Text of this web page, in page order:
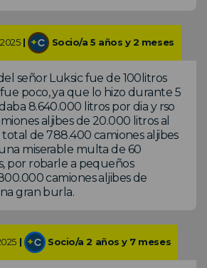
| Socio/a 5 años y 2 meses
señor Luksic fue de 100litros
poco, ya que lo hizo durante 5
8.640.000 litros por dia y rso
aljibes de 20.000 litros al
de 788.400 camiones aljibes
miserable multa de 60
por robarle a pequeños
camiones aljibes de
gran burla.
| Socio/a 2 años y 7 meses